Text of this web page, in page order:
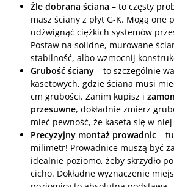
Źle dobrana ściana – to częsty
masz ściany z płyt G-K. Mogą one
udźwignąć ciężkich systemów
Postaw na solidne, murowane
stabilność, albo wzmocnij
Grubość ściany – to szczególnie
kasetowych, gdzie ściana musi
cm grubości. Zanim kupisz i
przesuwne, dokładnie zmierz
mieć pewność, że kaseta się w
Precyzyjny montaż prowadnic –
milimetr! Prowadnice muszą być
idealnie poziomo, żeby skrzydło
cicho. Dokładne wyznaczenie